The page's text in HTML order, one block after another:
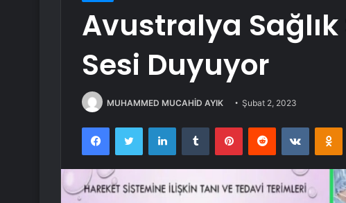
Avustralya Sağlık
Sesi Duyuyor
MUHAMMED MUCAHİD AYIK Şubat 2, 2023
FacebookTwitter LinkedInTumblr PinterestReddit